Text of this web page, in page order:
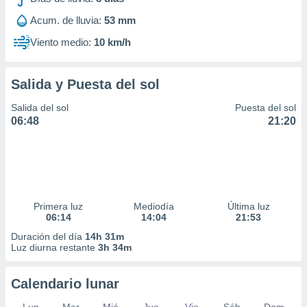
perfiles
utilizar
crear un
uso de
la
de
de
Acum. de lluvia: 53 mm
Viento medio: 10 km/h
Salida y Puesta del sol
Salida del sol
06:48
Puesta del sol
21:20
Primera luz
06:14
Mediodía
14:04
Última luz
21:53
Duración del día 14h 31m
Luz diurna restante 3h 34m
Calendario lunar